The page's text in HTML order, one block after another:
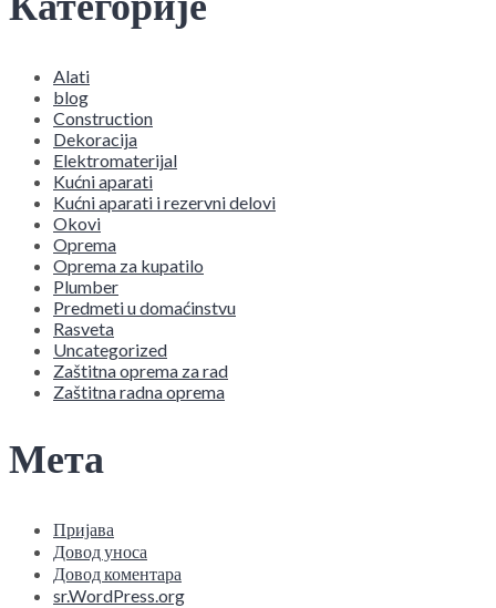
Alati
blog
Construction
Dekoracija
Elektromaterijal
Kućni aparati
Kućni aparati i rezervni delovi
Okovi
Oprema
Oprema za kupatilo
Plumber
Predmeti u domaćinstvu
Rasveta
Uncategorized
Zaštitna oprema za rad
Zaštitna radna oprema
Мета
Пријава
Довод уноса
Довод коментара
sr.WordPress.org